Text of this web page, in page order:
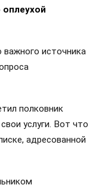
оплеухой
важного источника
полковник
услуги. Вот что
адресованной